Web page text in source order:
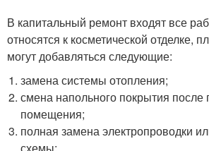
В капитальный ремонт входят все
относятся к косметической отделке,
могут добавляться следующие:
замена системы отопления;
смена напольного покрытия после
помещения;
полная замена электропроводки
схемы;